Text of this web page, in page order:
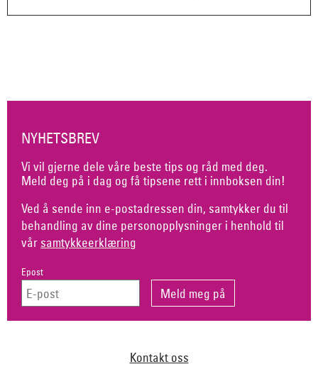
NYHETSBREV
Vi vil gjerne dele våre beste tips og råd med deg.
Meld deg på i dag og få tipsene rett i innboksen din!
Ved å sende inn e-postadressen din, samtykker du til
behandling av dine personopplysninger i henhold til
vår samtykkeerklæring
Epost
Kontakt oss